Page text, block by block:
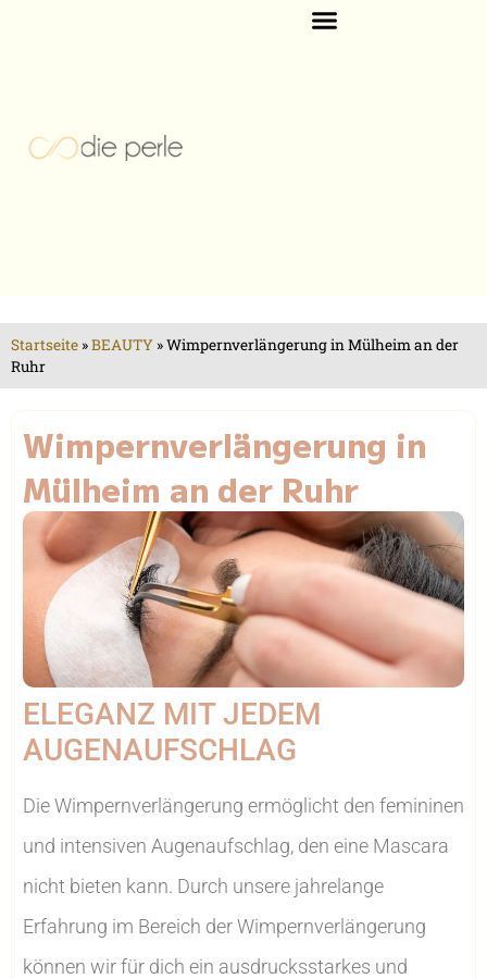
Startseite »BEAUTY »Wimpernverlängerung in Mülheim an der
Ruhr
Wimpernverlängerung in
Mülheim an der Ruhr
ELEGANZ MIT JEDEM
AUGENAUFSCHLAG
Die Wimpernverlängerung ermöglicht den femininen
und intensiven Augenaufschlag, den eine Mascara
nicht bieten kann. Durch unsere jahrelange
Erfahrung im Bereich der Wimpernverlängerung
können wir für dich ein ausdrucksstarkes und